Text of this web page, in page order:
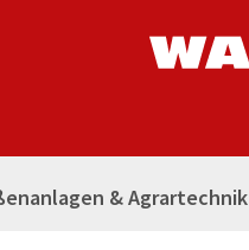
& Agrartechnik